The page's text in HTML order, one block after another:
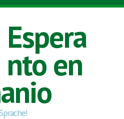
Espera
nto en